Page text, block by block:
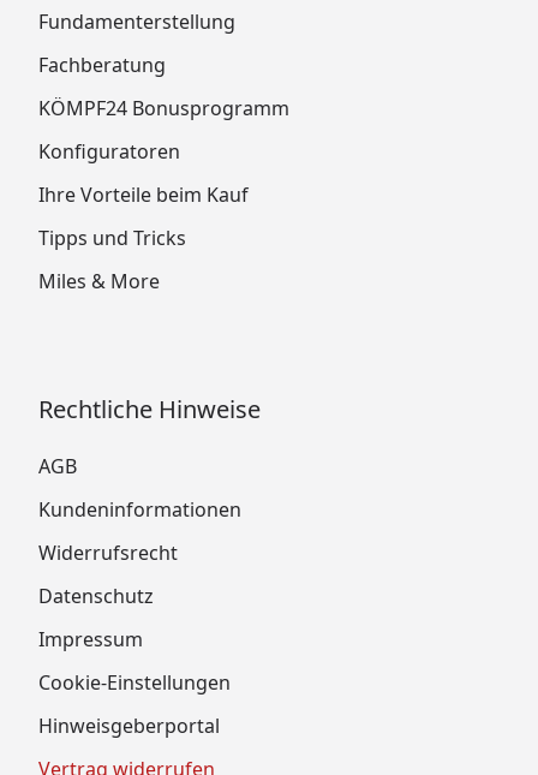
Fundamenterstellung
Fachberatung
KÖMPF24 Bonusprogramm
Konfiguratoren
Ihre Vorteile beim Kauf
Tipps und Tricks
Miles & More
Rechtliche Hinweise
AGB
Kundeninformationen
Widerrufsrecht
Datenschutz
Impressum
Cookie-Einstellungen
Hinweisgeberportal
Vertrag widerrufen